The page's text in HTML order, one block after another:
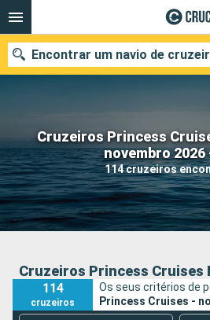
Cruzeiros Princess
novembro 2026
114 cruzeiros
Encontrar um navio de
Quando ir?
Data de partida
Cidades
Cruzeiros Princess Cruises
114
cruzeiros
Os seus critérios de
Princess Cruises -